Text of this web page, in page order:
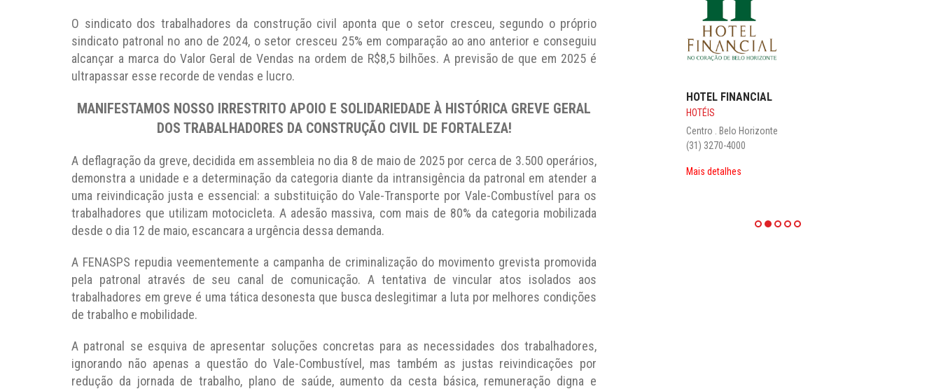
O sindicato dos trabalhadores da construção civil aponta que o setor cresceu, segundo o próprio
sindicato patronal no ano de 2024, o setor cresceu 25% em comparação ao ano anterior e conseguiu
alcançar a marca do Valor Geral de Vendas na ordem de R$8,5 bilhões. A previsão de que em 2025 é
ultrapassar esse recorde de vendas e lucro.
MANIFESTAMOS NOSSO IRRESTRITO APOIO E SOLIDARIEDADE À HISTÓRICA GREVE GERAL
DOS TRABALHADORES DA CONSTRUÇÃO CIVIL DE FORTALEZA!
A deflagração da greve, decidida em assembleia no dia 8 de maio de 2025 por cerca de 3.500 operários,
demonstra a unidade e a determinação da categoria diante da intransigência da patronal em atender a
uma reivindicação justa e essencial: a substituição do Vale-Transporte por Vale-Combustível para os
trabalhadores que utilizam motocicleta. A adesão massiva, com mais de 80% da categoria mobilizada
desde o dia 12 de maio, escancara a urgência dessa demanda.
A FENASPS repudia veementemente a campanha de criminalização do movimento grevista promovida
pela patronal através de seu canal de comunicação. A tentativa de vincular atos isolados aos
trabalhadores em greve é uma tática desonesta que busca deslegitimar a luta por melhores condições
de trabalho e mobilidade.
A patronal se esquiva de apresentar soluções concretas para as necessidades dos trabalhadores,
ignorando não apenas a questão do Vale-Combustível, mas também as justas reivindicações por
redução da jornada de trabalho, plano de saúde, aumento da cesta básica, remuneração digna e
CLIDEN ODONTOLÓGICA
CLÍNICA ODONTOLÓGICA
Centro . Belo Horizonte - CEP 30130-003‎
(31) 3207-5500 / 3207-5502 / (31) 99434-0333
WHATS